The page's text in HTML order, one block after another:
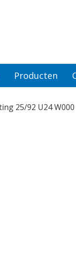
Producten
25/92 U24